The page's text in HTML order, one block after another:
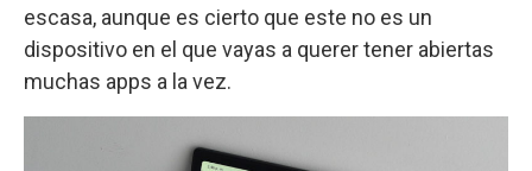
escasa, aunque es cierto que este no es un
dispositivo en el que vayas a querer tener abiertas
muchas apps a la vez.